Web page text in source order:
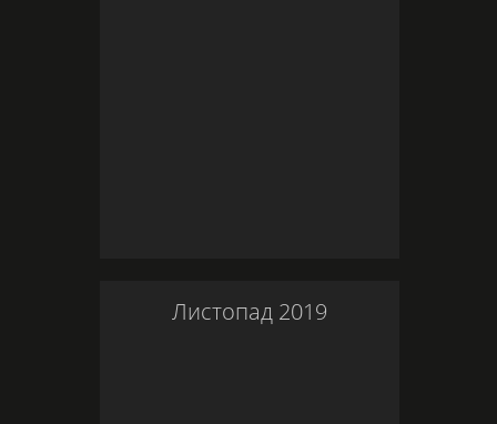
Листопад 2019